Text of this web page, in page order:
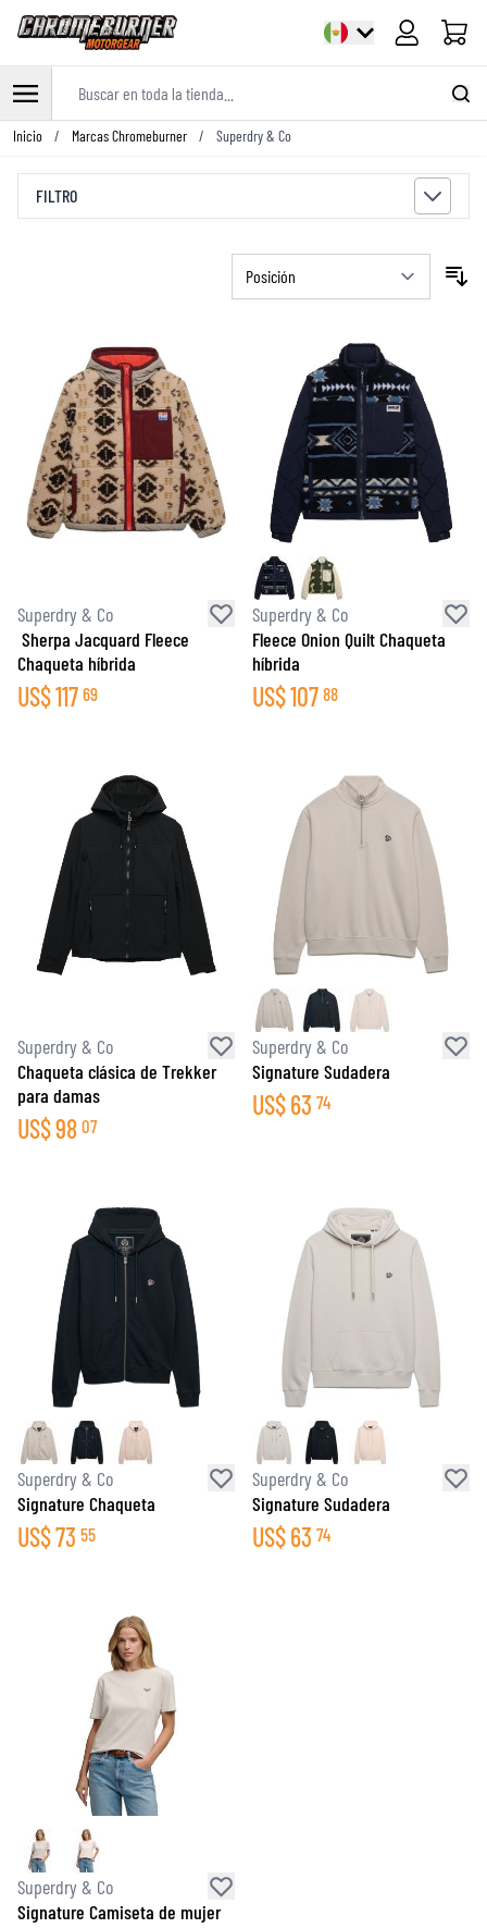
Ir al contenido
Inicio / Marcas Chromeburner / Superdry & Co
FILTRO
Superdry & Co
Sherpa Jacquard Fleece
Chaqueta híbrida
US$117 69
Superdry & Co
Fleece Onion Quilt Chaqueta
híbrida
US$107 88
Superdry & Co
Chaqueta clásica de Trekker
para damas
US$98 07
Superdry & Co
Signature Sudadera
US$63 74
Superdry & Co
Signature Chaqueta
US$73 55
Superdry & Co
Signature Sudadera
US$63 74
Superdry & Co
Signature Camiseta de mujer